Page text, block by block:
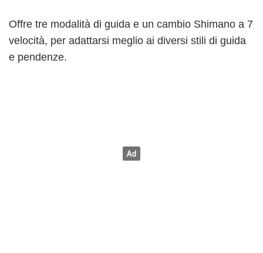
Offre tre modalità di guida e un cambio Shimano a 7
velocità, per adattarsi meglio ai diversi stili di guida
e pendenze.